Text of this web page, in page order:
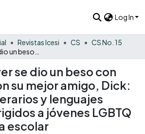
Log In
Revistas Icesi CS
CS No. 15
se dio un beso con
su mejor amigo, Dick:
y lenguajes
a jóvenes LGBTQ
escolar